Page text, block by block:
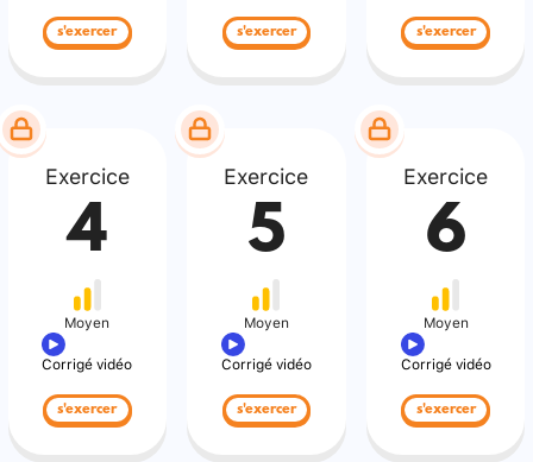
s'exercer s'exercer s'exercer
Exercice
4
Moyen
Corrigé vidéo
s'exercer
Exercice
5
Moyen
Corrigé vidéo
s'exercer
Exercice
6
Moyen
Corrigé vidéo
s'exercer